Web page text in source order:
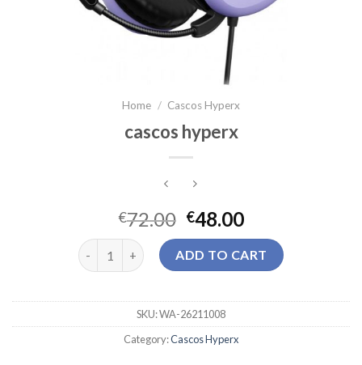
Home / Cascos Hyperx
cascos hyperx
€72.00 €48.00
cascos hyperx quantityADD TO CART
SKU:WA-26211008
Category:Cascos Hyperx